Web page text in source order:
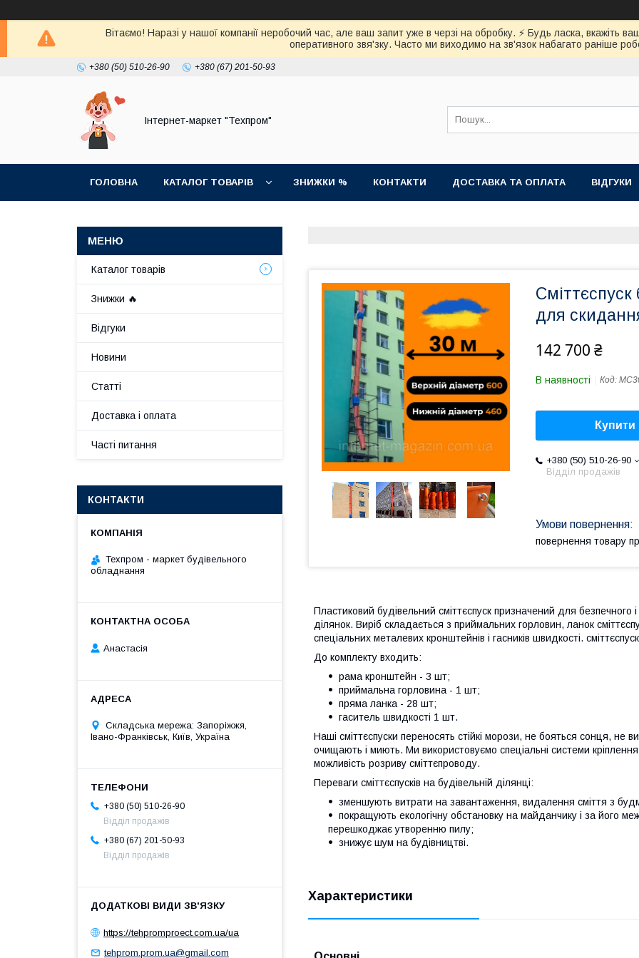
Вітаємо! Наразі у нашої компанії неробочий час, але ваш запит уже в черзі на обробку. ⚡️ Будь ласка,
оперативного звя'зку. Часто ми виходимо на зв'язок набагато раніше
+380 (50) 510-26-90 +380 (67) 201-50-93
Інтернет-маркет "Техпром"
ГОЛОВНА КАТАЛОГ ТОВАРIВ ЗНИЖКИ % КОНТАКТИ ДОСТАВКА ТА ОПЛАТА ВІДГУКИ
для
142 700 ₴
В наявності Код:
Купити
+380 (50) 510-26-90
Відділ продажів
повернення товару
Пластиковий будівельний сміттєспуск призначений для безпечного
ділянок. Виріб складається з приймальних горловин, ланок
спеціальних металевих кронштейнів і гасників швидкості.
До комплекту входить:
рама кронштейн - 3 шт;
приймальна горловина - 1 шт;
пряма ланка - 28 шт;
гаситель швидкості 1 шт.
Наші сміттєспуски переносять стійкі морози, не бояться сонця, не
очищають і миють. Ми використовуємо спеціальні системи
можливість розриву сміттєпроводу.
Переваги сміттєспусків на будівельній ділянці:
зменшують витрати на завантаження, видалення сміття з
покращують екологічну обстановку на майданчику і за його
перешкоджає утворенню пилу;
знижує шум на будівництві.
Характеристики
Каталог товарiв
Знижки 🔥
Відгуки
Новини
Статті
Доставка і оплата
Часті питання
КОНТАКТИ
Техпром - маркет будівельного
обладнання
Анастасія
Складська мережа: Запоріжжя,
Івано-Франківськ, Київ, Україна
+380 (50) 510-26-90
Відділ продажів
+380 (67) 201-50-93
Відділ продажів
https://tehpromproect.com.ua/ua
tehprom.prom.ua@gmail.com